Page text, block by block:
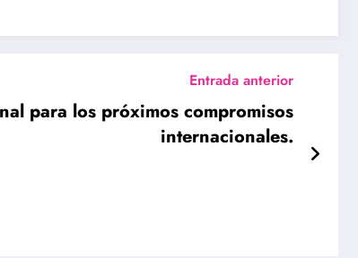
Entrada anterior
para los próximos compromisos
internacionales.